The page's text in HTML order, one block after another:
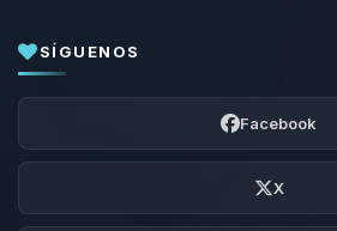
SÍGUENOS
Facebook
X